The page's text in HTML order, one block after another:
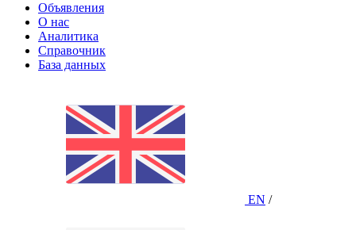
Объявления
О нас
Аналитика
Справочник
База данных
EN /